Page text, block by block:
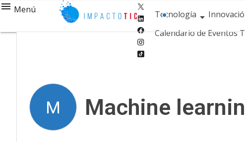
Menú
Linkedin
Facebook
Tecnología
Calendario de Eventos
M Machine